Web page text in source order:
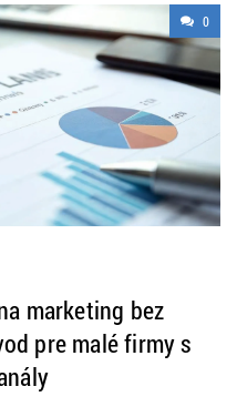
0
marketing bez
pre malé firmy s